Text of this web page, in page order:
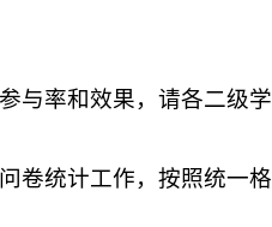
与率和效果，请各二级
卷统计工作，按照统一